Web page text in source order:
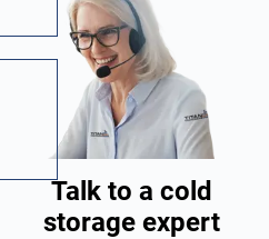
Talk to a cold
storage expert